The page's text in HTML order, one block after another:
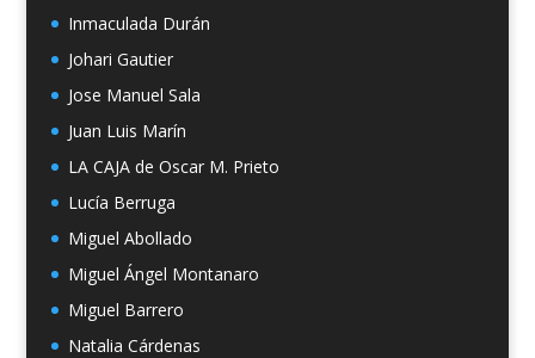
Inmaculada Durán
Johari Gautier
Jose Manuel Sala
Juan Luis Marín
LA CAJA de Oscar M. Prieto
Lucía Berruga
Miguel Abollado
Miguel Ángel Montanaro
Miguel Barrero
Natalia Cárdenas